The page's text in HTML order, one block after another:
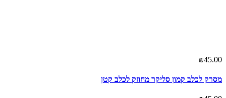
₪45.00
מסרק לכלב קמון סליקר מחוזק לכלב קטן